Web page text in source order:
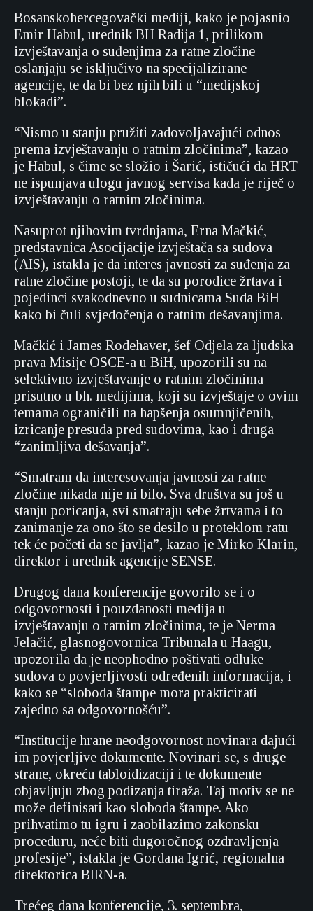
Bosanskohercegovački mediji, kako je pojasnio
Emir Habul, urednik BH Radija 1, prilikom
izvještavanja o suđenjima za ratne zločine
oslanjaju se isključivo na specijalizirane
agencije, te da bi bez njih bili u “medijskoj
blokadi”.
“Nismo u stanju pružiti zadovoljavajući odnos
prema izvještavanju o ratnim zločinima”, kazao
je Habul, s čime se složio i Šarić, ističući da HRT
ne ispunjava ulogu javnog servisa kada je riječ o
izvještavanju o ratnim zločinima.
Nasuprot njihovim tvrdnjama, Erna Mačkić,
predstavnica Asocijacije izvještača sa sudova
(AIS), istakla je da interes javnosti za suđenja za
ratne zločine postoji, te da su porodice žrtava i
pojedinci svakodnevno u sudnicama Suda BiH
kako bi čuli svjedočenja o ratnim dešavanjima.
Mačkić i James Rodehaver, šef Odjela za ljudska
prava Misije OSCE-a u BiH, upozorili su na
selektivno izvještavanje o ratnim zločinima
prisutno u bh. medijima, koji su izvještaje o ovim
temama ograničili na hapšenja osumnjičenih,
izricanje presuda pred sudovima, kao i druga
“zanimljiva dešavanja”.
“Smatram da interesovanja javnosti za ratne
zločine nikada nije ni bilo. Sva društva su još u
stanju poricanja, svi smatraju sebe žrtvama i to
zanimanje za ono što se desilo u proteklom ratu
tek će početi da se javlja”, kazao je Mirko Klarin,
direktor i urednik agencije SENSE.
Drugog dana konferencije govorilo se i o
odgovornosti i pouzdanosti medija u
izvještavanju o ratnim zločinima, te je Nerma
Jelačić, glasnogovornica Tribunala u Haagu,
upozorila da je neophodno poštivati odluke
sudova o povjerljivosti određenih informacija, i
kako se “sloboda štampe mora prakticirati
zajedno sa odgovornošću”.
“Institucije hrane neodgovornost novinara dajući
im povjerljive dokumente. Novinari se, s druge
strane, okreću tabloidizaciji i te dokumente
objavljuju zbog podizanja tiraža. Taj motiv se ne
može definisati kao sloboda štampe. Ako
prihvatimo tu igru i zaobilazimo zakonsku
proceduru, neće biti dugoročnog ozdravljenja
profesije”, istakla je Gordana Igrić, regionalna
direktorica BIRN-a.
Trećeg dana konferencije, 3. septembra,